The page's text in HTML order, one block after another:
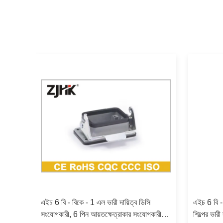
এইচ 6 বি - বিকে - 1 এল ভারী দায়িত্ব ডিসি
সংযোগকারী, 6 পিন আয়তক্ষেত্রাকার সংযোগকারী
এইচ 6 বি -
শিল্পের